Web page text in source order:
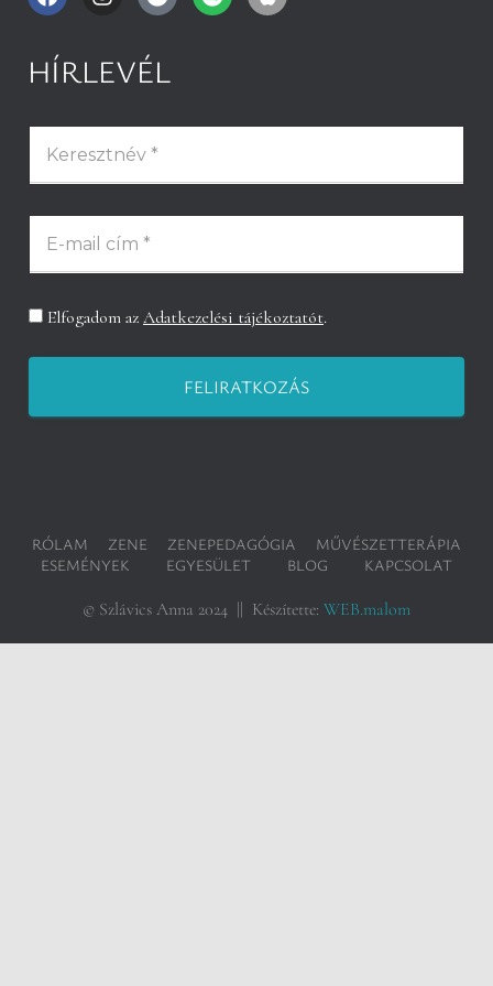
HÍRLEVÉL
Elfogadom az Adatkezelési tájékoztatót.
RÓLAM ZENE ZENEPEDAGÓGIA
MŰVÉSZETTERÁPIA
ESEMÉNYEK
EGYESÜLET BLOG KAPCSOLAT
© Szlávics Anna 2024 || Készítette: WEB.malom